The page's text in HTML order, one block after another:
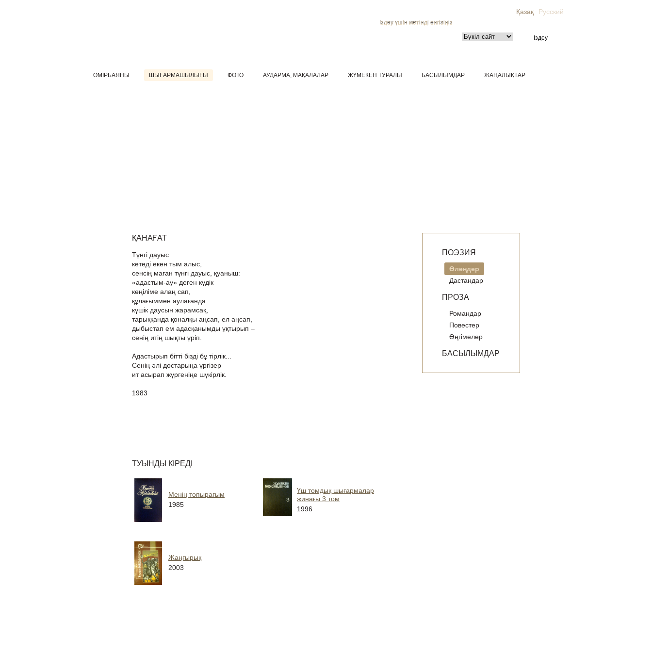
Қазақ Русский
Іздеу үшін мәтінді енгізіңіз
ӨМІРБАЯНЫ ШЫҒАРМАШЫЛЫҒЫ ФОТО АУДАРМА, МАҚАЛАЛАР ЖҰМЕКЕН ТУРАЛЫ БАСЫЛЫМДАР ЖАҢАЛЫҚТАР
ПОЭЗИЯ
Өлеңдер
Дастандар
ПРОЗА
Романдар
Повестер
Әңгімелер
БАСЫЛЫМДАР
ҚАНАҒАТ
Түнгі дауыс
кетеді екен тым алыс,
сенсің маған түнгі дауыс, қуаныш:
«адастым-ау» деген күдік
көңіліме алаң сап,
құлағыммен аулағанда
күшік даусын жарамсақ,
тарыққанда қоналқы аңсап, ел аңсап,
дыбыстап ем адасқанымды ұқтырып –
сенің итің шықты үріп.
Адастырып бітті бізді бұ тірлік...
Сенің әлі достарыңа үргізер
ит асырап жүргеніңе шүкірлік.
1983
ТУЫНДЫ КІРЕДІ
Менің топырағым
1985
Үш томдық шығармалар
жинағы 3 том
1996
Жаңғырық
2003